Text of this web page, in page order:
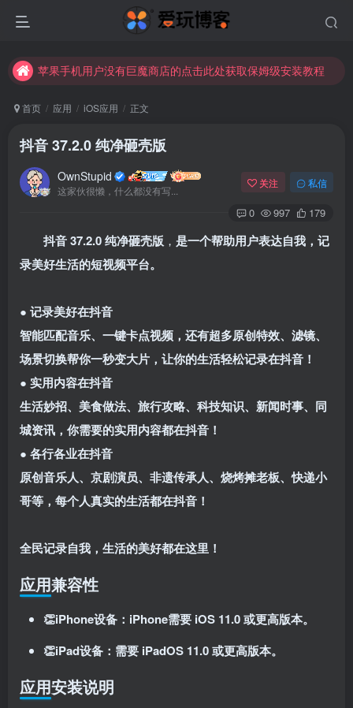
苹果手机用户没有巨魔商店的点击此处获取保姆级安装教程
苹果手机用户没有巨魔商店的点击此处获取保姆级安装教程
首页 应用 iOS应用 正文
抖音 37.2.0 纯净砸壳版
OwnStupid
这家伙很懒，什么都没有写...
关注 私信
0 997 179
抖音 37.2.0 纯净砸壳版 ， 是一个帮助用户表达自我，记
录美好生活的短视频平台。
● 记录美好在抖音
智能匹配音乐、一键卡点视频，还有超多原创特效、滤镜、
场景切换帮你一秒变大片，让你的生活轻松记录在抖音！
● 实用内容在抖音
生活妙招、美食做法、旅行攻略、科技知识、新闻时事、同
城资讯，你需要的实用内容都在抖音！
● 各行各业在抖音
原创音乐人、京剧演员、非遗传承人、烧烤摊老板、快递小
哥等，每个人真实的生活都在抖音！
全民记录自我，生活的美好都在这里！
应用兼容性
👏iPhone设备：iPhone需要 iOS 11.0 或更高版本。
👏iPad设备：需要 iPadOS 11.0 或更高版本。
应用安装说明
登录
用户名或邮箱
登录密码
记住登录
登录